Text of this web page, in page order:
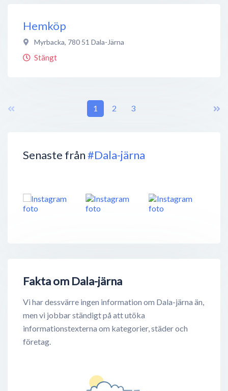
Senaste från#Dala-järna
Fakta om Dala-järna
Vi har dessvärre ingen information om Dala-järna än,
men vi jobbar ständigt på att utöka
informationstexterna om kategorier, städer och
företag.
Hemköp
Myrbacka, 780 51 Dala-Järna
Stängt
1 2 3